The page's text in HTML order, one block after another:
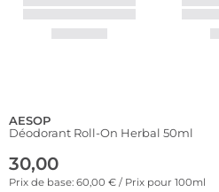
AESOP
Déodorant Roll-On Herbal 50ml
30,00
Prix de base: 60,00 € / Prix pour 100ml